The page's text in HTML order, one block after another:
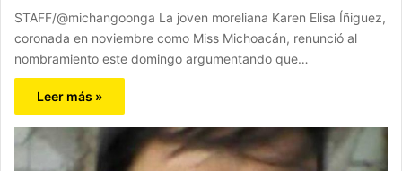
STAFF/@michangoonga La joven moreliana Karen Elisa Íñiguez,
coronada en noviembre como Miss Michoacán, renunció al
nombramiento este domingo argumentando que…
Leer más »